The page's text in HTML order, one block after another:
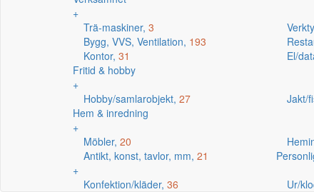
+
Trä-maskiner, 3
Bygg, VVS, Ventilation, 193
Kontor, 31 El/
Fritid & hobby
+
Hobby/samlarobjekt, 27 Jakt/
Hem & inredning
+
Möbler, 20
Antikt, konst, tavlor, mm, 21
+
Konfektion/kläder, 36 Ur/